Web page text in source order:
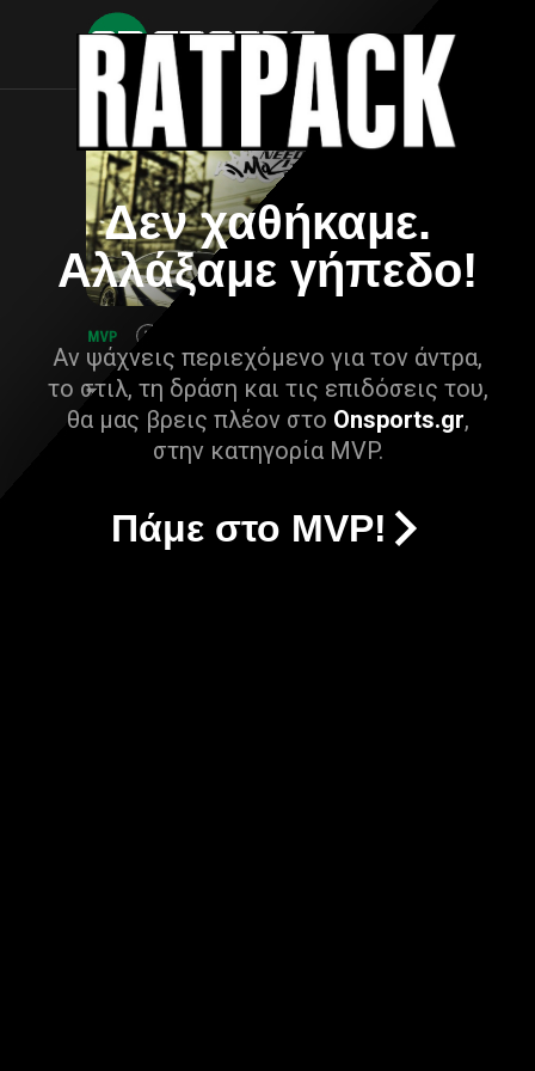
Δεν χαθήκαμε.
Αλλάξαμε γήπεδο!
Αν ψάχνεις περιεχόμενο για τον άντρα,
το στιλ, τη δράση και τις επιδόσεις του,
θα μας βρεις πλέον στο Onsports.gr,
στην κατηγορία MVP.
Πάμε στο MVP!